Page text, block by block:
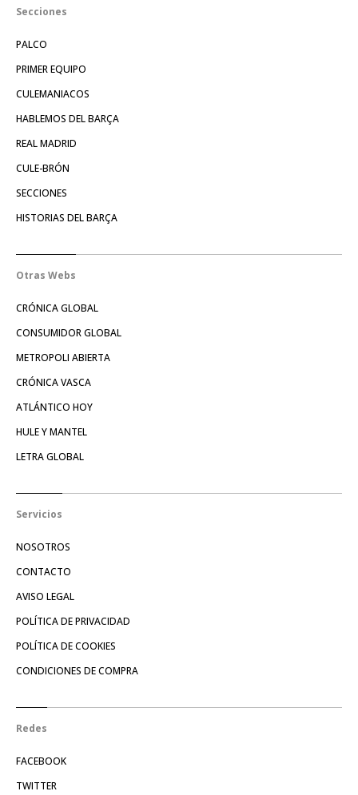
Secciones
PALCO
PRIMER EQUIPO
CULEMANIACOS
HABLEMOS DEL BARÇA
REAL MADRID
CULE-BRÓN
SECCIONES
HISTORIAS DEL BARÇA
Otras Webs
CRÓNICA GLOBAL
CONSUMIDOR GLOBAL
METROPOLI ABIERTA
CRÓNICA VASCA
ATLÁNTICO HOY
HULE Y MANTEL
LETRA GLOBAL
Servicios
NOSOTROS
CONTACTO
AVISO LEGAL
POLÍTICA DE PRIVACIDAD
POLÍTICA DE COOKIES
CONDICIONES DE COMPRA
Redes
FACEBOOK
TWITTER